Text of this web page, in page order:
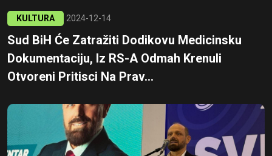
KULTURA 2024-12-14
Sud BiH Će Zatražiti Dodikovu Medicinsku
Dokumentaciju, Iz RS-A Odmah Krenuli
Otvoreni Pritisci Na Prav...